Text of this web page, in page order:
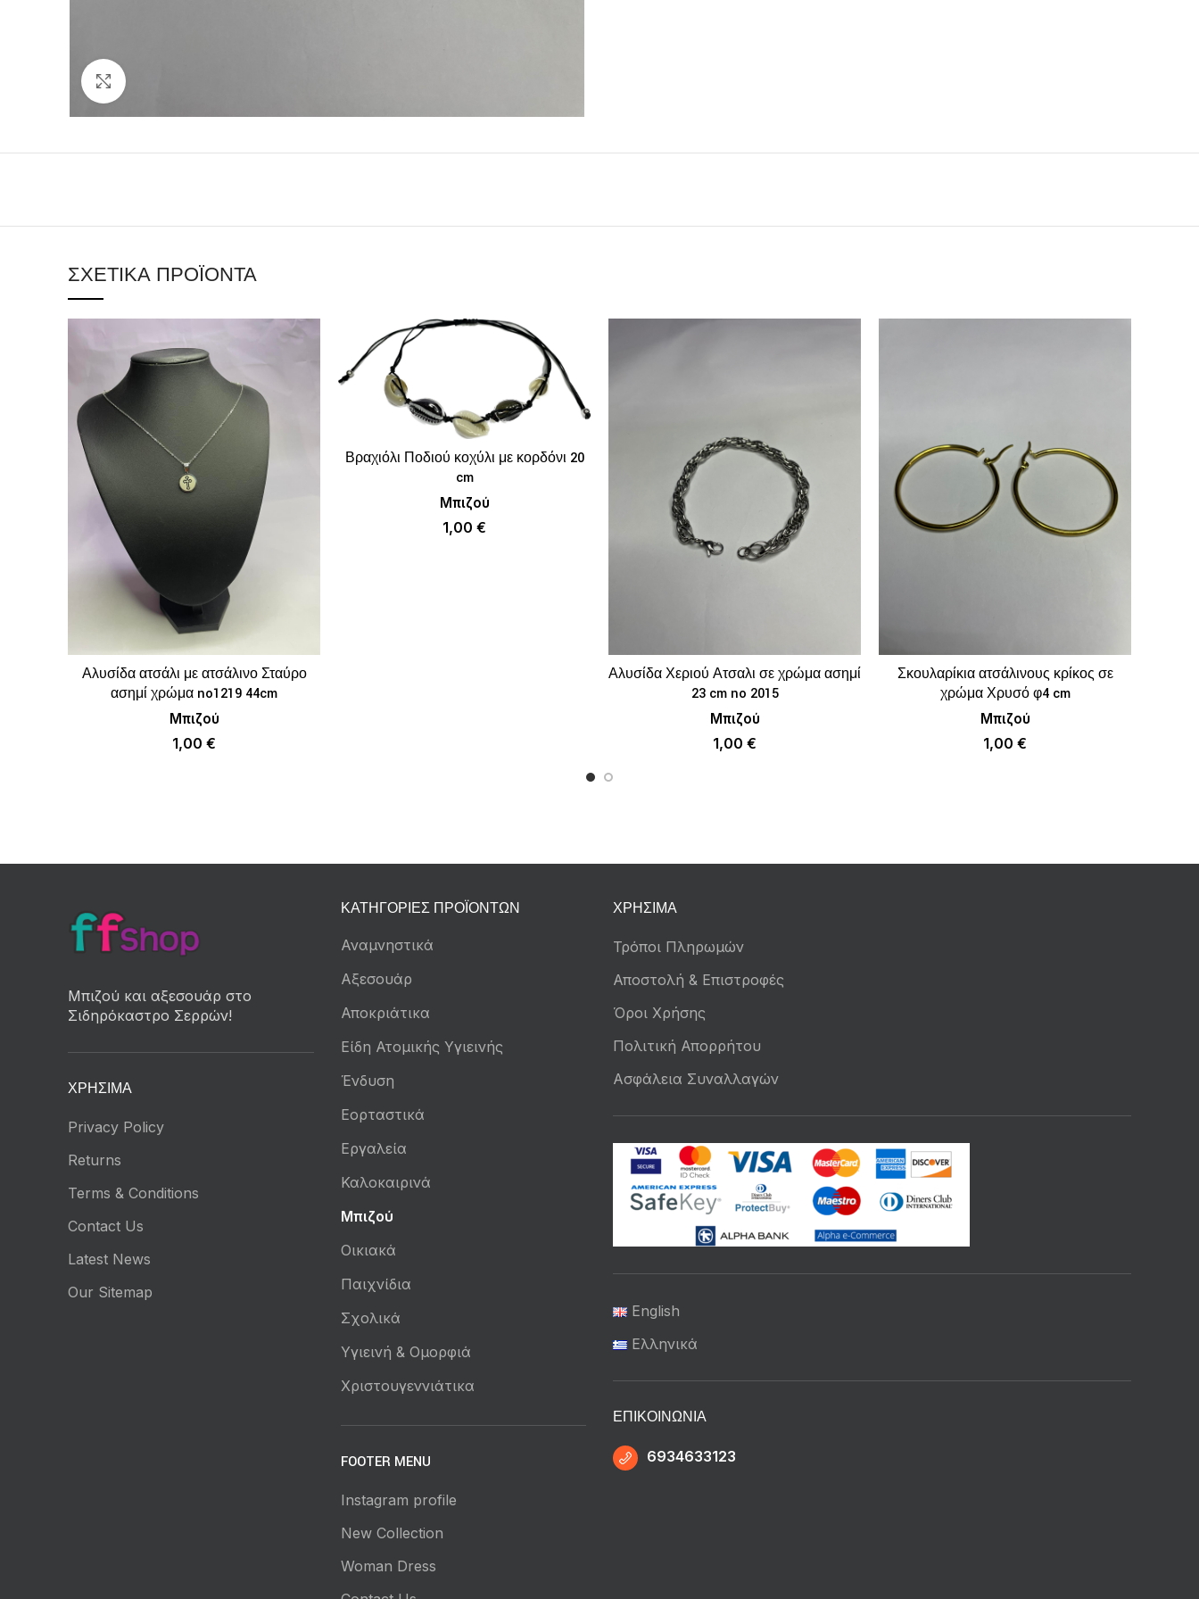
ΣΧΕΤΙΚΆ ΠΡΟΪΌΝΤΑ
ΠΡΟΣΘΉΚΗ ΣΤΟ ΚΑΛΆΘΙ
Αλυσίδα ατσάλι με ατσάλινο Σταύρο
ασημί χρώμα no1219 44cm
Μπιζού
1,00 €
ΠΡΟΣΘΉΚΗ ΣΤΟ ΚΑΛΆΘΙ
Βραχιόλι Ποδιού κοχύλι με κορδόνι 20
cm
Μπιζού
1,00 €
ΠΡΟΣΘΉΚΗ ΣΤΟ ΚΑΛΆΘΙ
Αλυσίδα Χεριού Ατσαλι σε χρώμα ασημί
23 cm no 2015
Μπιζού
1,00 €
ΠΡΟΣΘΉΚΗ ΣΤΟ ΚΑΛΆΘΙ
Σκουλαρίκια ατσάλινους κρίκος σε
χρώμα Χρυσό φ4 cm
Μπιζού
1,00 €
Μπιζού και αξεσουάρ στο
Σιδηρόκαστρο Σερρών!
ΧΡΉΣΙΜΑ
Privacy Policy
Returns
Terms & Conditions
Contact Us
Latest News
Our Sitemap
ΚΑΤΗΓΟΡΊΕΣ ΠΡΟΪΌΝΤΩΝ
Αναμνηστικά
Αξεσουάρ
Αποκριάτικα
Είδη Ατομικής Υγιεινής
Ένδυση
Εορταστικά
Εργαλεία
Καλοκαιρινά
Μπιζού
Οικιακά
Παιχνίδια
Σχολικά
Υγιεινή & Ομορφιά
Χριστουγεννιάτικα
FOOTER MENU
Instagram profile
New Collection
Woman Dress
ΧΡΉΣΙΜΑ
Τρόποι Πληρωμών
Αποστολή & Επιστροφές
Όροι Χρήσης
Πολιτική Απορρήτου
Ασφάλεια Συναλλαγών
English
Ελληνικά
ΕΠΙΚΟΙΝΩΝΊΑ
6934633123